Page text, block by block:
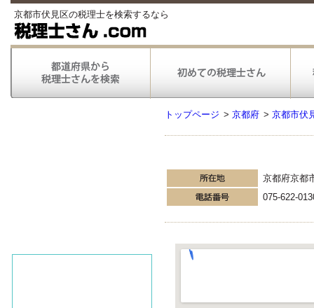
京都市伏見区の税理士を検索するなら
トップページ > 京都府 > 京都市伏
京都府京都
075-622-